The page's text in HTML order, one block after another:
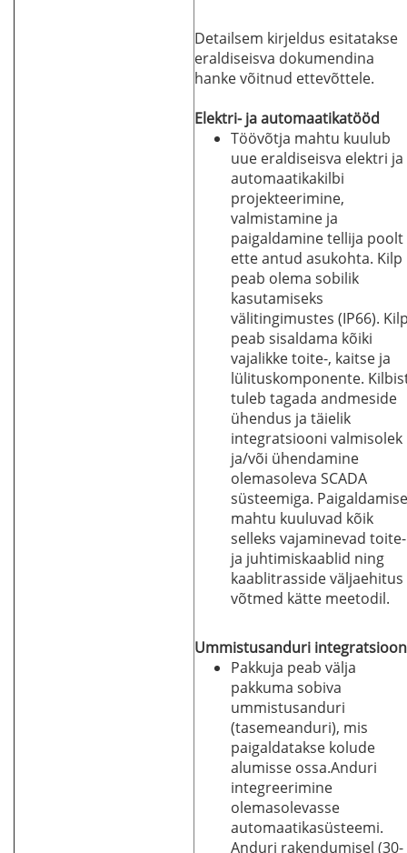
Detailsem kirjeldus esitatakse
eraldiseisva dokumendina
hanke võitnud ettevõttele.
Elektri- ja automaatikatööd
Töövõtja mahtu kuulub
uue eraldiseisva elektri ja
automaatikakilbi
projekteerimine,
valmistamine ja
paigaldamine tellija poolt
ette antud asukohta. Kilp
peab olema sobilik
kasutamiseks
välitingimustes (IP66).
peab sisaldama kõiki
vajalikke toite-, kaitse ja
lülituskomponente.
tuleb tagada andmeside
ühendus ja täielik
integratsiooni valmisolek
ja/või ühendamine
olemasoleva SCADA
süsteemiga. Paigaldamise
mahtu kuuluvad kõik
selleks vajaminevad toite-
ja juhtimiskaablid ning
kaablitrasside väljaehitus
võtmed kätte meetodil.
Ummistusanduri integratsioon
Pakkuja peab välja
pakkuma sobiva
ummistusanduri
(tasemeanduri), mis
paigaldatakse kolude
alumisse ossa.Anduri
integreerimine
olemasolevasse
automaatikasüsteemi.
Anduri rakendumisel (30-